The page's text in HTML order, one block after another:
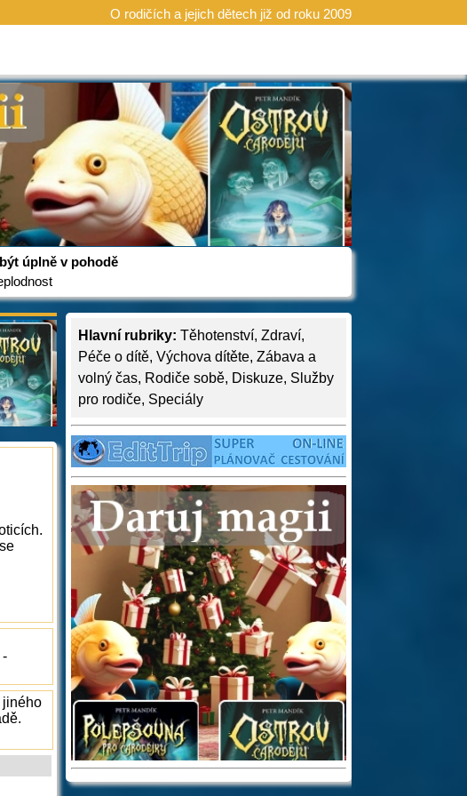
O rodičích a jejich dětech již od roku 2009
úplně v pohodě
Hlavní rubriky: Těhotenství, Zdraví,
Péče o dítě, Výchova dítěte, Zábava a
volný čas, Rodiče sobě, Diskuze, Služby
pro rodiče, Speciály
-
jiného